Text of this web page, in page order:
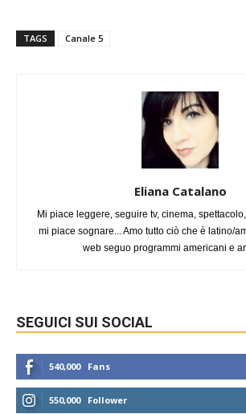
TAGS Canale 5
Eliana Catalano
Mi piace leggere, seguire tv, cinema,
mi piace sognare... Amo tutto ciò che è latino/
web seguo programmi americani e
SEGUICI SUI SOCIAL
540,000 Fans
550,000 Follower